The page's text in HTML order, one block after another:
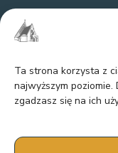
Ta strona korzysta z
najwyższym
zgadzasz się na ich
Zapraszamy